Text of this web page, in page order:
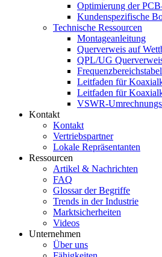
Optimierung der
Kundenspezifische
Technische Ressourcen
Montageanleitung
Querverweis auf
QPL/UG
Leitfaden für
Leitfaden für
VSWR-
Kontakt
Kontakt
Vertriebspartner
Lokale Repräsentanten
Ressourcen
Artikel & Nachrichten
FAQ
Glossar der Begriffe
Trends in der Industrie
Marktsicherheiten
Videos
Unternehmen
Über uns